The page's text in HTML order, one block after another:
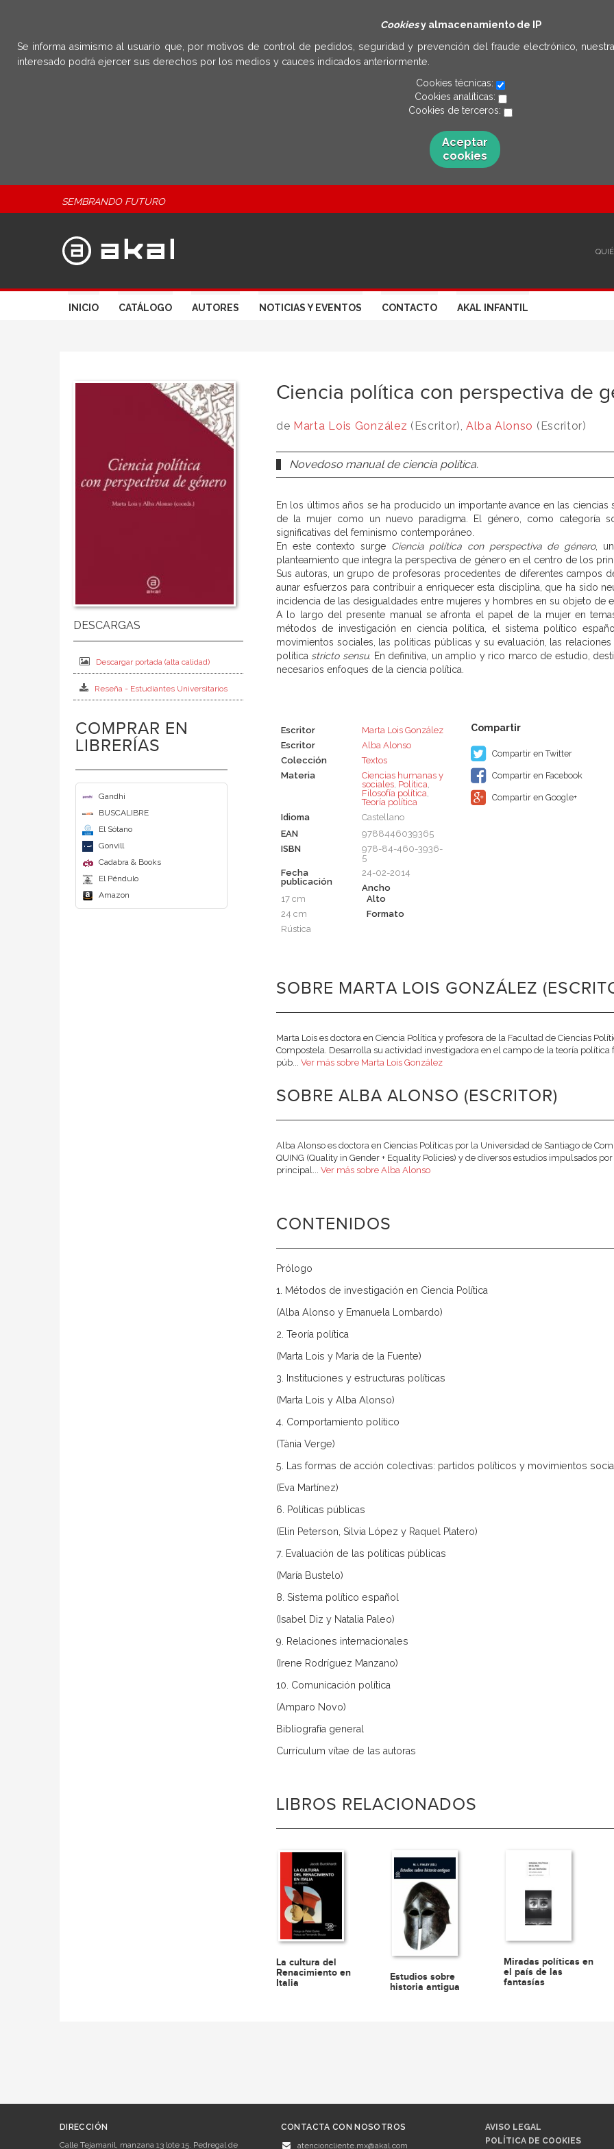
Cookiesy almacenamiento de IP
Se informa asimismo al usuario que, por motivos de control de pedidos, seguridad y prevención del fraude electrónico,
interesado podrá ejercer sus derechos por los medios y cauces indicados anteriormente.
Cookies técnicas:
Cookies analíticas:
Cookies de terceros:
Aceptar
cookies
SEMBRANDO FUTURO
INICIO CATÁLOGO AUTORES NOTICIAS Y EVENTOS CONTACTO AKAL INFANTIL
Descargar portada (alta calidad)
Reseña - Estudiantes Universitarios
COMPRAR EN
LIBRERÍAS
Gandhi
BUSCALIBRE
El Sótano
Gonvill
Cadabra & Books
El Péndulo
Amazon
Ciencia política con perspectiva de
de Marta Lois González (Escritor),Alba Alonso (Escritor)
Novedoso manual de ciencia política.
En los últimos años se ha producido un importante avance en las
de la mujer como un nuevo paradigma. El género, como categoría
significativas del feminismo contemporáneo.
En este contexto surge Ciencia política con perspectiva de género,
planteamiento que integra la perspectiva de género en el centro de los
Sus autoras, un grupo de profesoras procedentes de diferentes campos
aunar esfuerzos para contribuir a enriquecer esta disciplina, que ha sido
incidencia de las desigualdades entre mujeres y hombres en su objeto de
A lo largo del presente manual se afronta el papel de la mujer en
métodos de investigación en ciencia política, el sistema político
movimientos sociales, las políticas públicas y su evaluación, las
política stricto sensu. En definitiva, un amplio y rico marco de estudio,
necesarios enfoques de la ciencia política.
Escritor
Marta Lois González
Escritor
Alba Alonso
Colección
Textos
Materia
Ciencias humanas y
sociales, Política,
Filosofía política,
Teoría política
Idioma
Castellano
EAN
9788446039365
ISBN
978-84-460-3936-
5
Fecha
publicación
24-02-2014
Ancho
17 cm
Alto
24 cm
Formato
Rústica
Compartir en Twitter
Compartir en Facebook
Compartir en Google+
SOBRE MARTA LOIS GONZÁLEZ
Marta Lois es doctora en Ciencia Política y profesora de la Facultad de Ciencias
Compostela. Desarrolla su actividad investigadora en el campo de la teoría
púb... Ver más sobre Marta Lois González
SOBRE ALBA ALONSO (ESCRITOR)
Alba Alonso es doctora en Ciencias Políticas por la Universidad de Santiago de
QUING (Quality in Gender + Equality Policies) y de diversos estudios impulsados
principal... Ver más sobre Alba Alonso
CONTENIDOS
Prólogo
1. Métodos de investigación en Ciencia Política
(Alba Alonso y Emanuela Lombardo)
2. Teoría política
(Marta Lois y María de la Fuente)
3. Instituciones y estructuras políticas
(Marta Lois y Alba Alonso)
4. Comportamiento político
(Tània Verge)
5. Las formas de acción colectivas: partidos políticos y movimientos
(Eva Martínez)
6. Políticas públicas
(Elin Peterson, Silvia López y Raquel Platero)
7. Evaluación de las políticas públicas
(María Bustelo)
8. Sistema político español
(Isabel Diz y Natalia Paleo)
9. Relaciones internacionales
(Irene Rodríguez Manzano)
10. Comunicación política
(Amparo Novo)
Bibliografía general
Currículum vítae de las autoras
LIBROS RELACIONADOS
La cultura del
Renacimiento en
Italia
Estudios sobre
historia antigua
Miradas políticas en
el país de las
fantasías
DIRECCIÓN
Calle Tejamanil, manzana 13 lote 15. Pedregal de
CONTACTA CON NOSOTROS
atencioncliente.mx@akal.com
AVISO LEGAL
POLÍTICA DE COOKIES